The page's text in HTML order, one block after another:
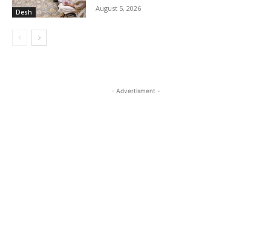
Desh August 5, 2026
- Advertisment -